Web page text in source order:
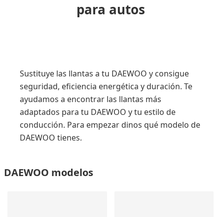
para autos
Sustituye las llantas a tu DAEWOO y consigue
seguridad, eficiencia energética y duración. Te
ayudamos a encontrar las llantas más
adaptados para tu DAEWOO y tu estilo de
conducción. Para empezar dinos qué modelo de
DAEWOO tienes.
DAEWOO modelos